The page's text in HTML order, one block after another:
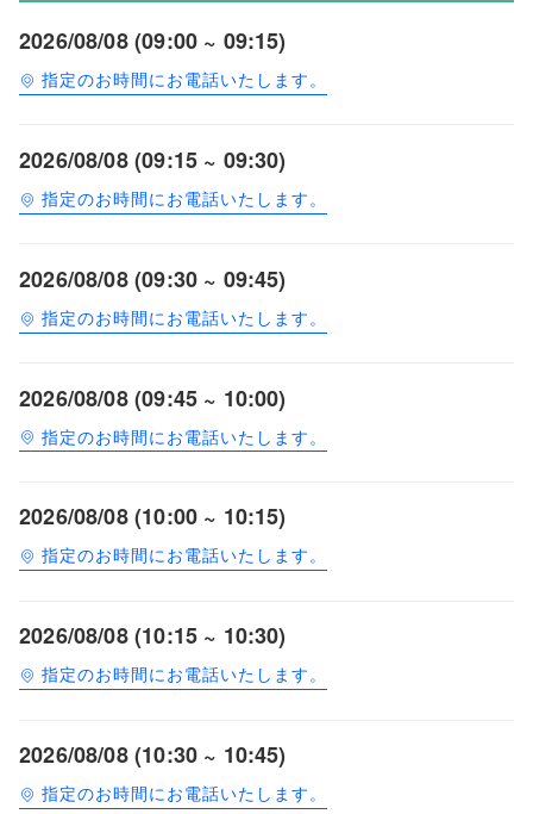
2026/08/08 (09:00 ~ 09:15)
指定のお時間にお電話いたします。
2026/08/08 (09:15 ~ 09:30)
指定のお時間にお電話いたします。
2026/08/08 (09:30 ~ 09:45)
指定のお時間にお電話いたします。
2026/08/08 (09:45 ~ 10:00)
指定のお時間にお電話いたします。
2026/08/08 (10:00 ~ 10:15)
指定のお時間にお電話いたします。
2026/08/08 (10:15 ~ 10:30)
指定のお時間にお電話いたします。
2026/08/08 (10:30 ~ 10:45)
指定のお時間にお電話いたします。